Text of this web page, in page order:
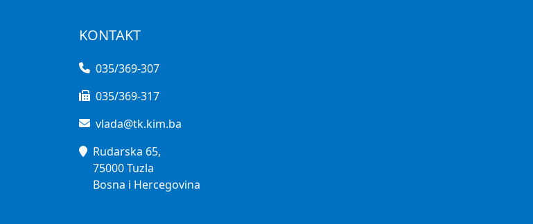
KONTAKT
035/369-307
035/369-317
vlada@tk.kim.ba
Rudarska 65,
75000 Tuzla
Bosna i Hercegovina